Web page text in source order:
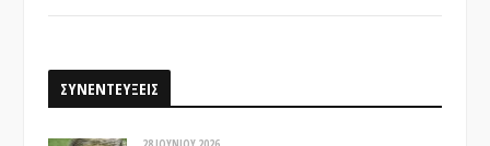
ΣΥΝΕΝΤΕΥΞΕΙΣ